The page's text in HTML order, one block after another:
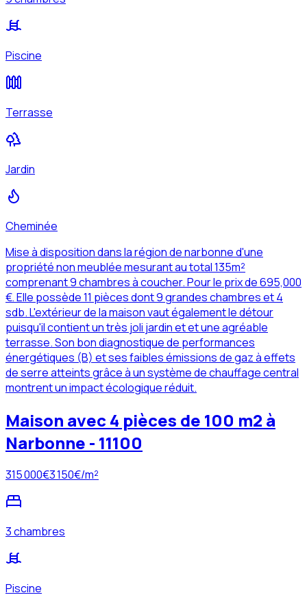
Piscine
Terrasse
Jardin
Cheminée
Mise à disposition dans la région de narbonne d'une
propriété non meublée mesurant au total 135m²
comprenant 9 chambres à coucher. Pour le prix de 695,000
€. Elle possède 11 pièces dont 9 grandes chambres et 4
sdb. L'extérieur de la maison vaut également le détour
puisqu'il contient un très joli jardin et et une agréable
terrasse. Son bon diagnostique de performances
énergétiques (B) et ses faibles émissions de gaz à effets
de serre atteints grâce à un système de chauffage central
montrent un impact écologique réduit.
Maison avec 4 pièces de 100 m2 à
Narbonne - 11100
315 000€3 150€/m²
3 chambres
Piscine